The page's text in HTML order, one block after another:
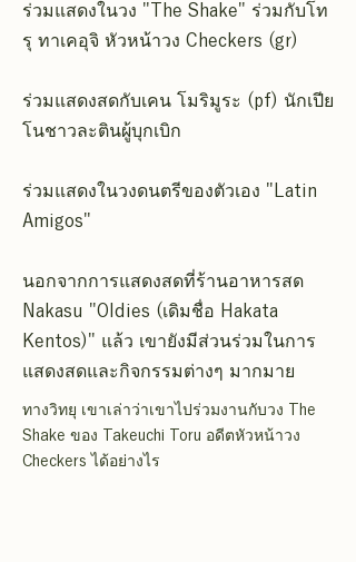
ร่วมแสดงในวง "The Shake" ร่วมกับโท
รุ ทาเคอุจิ หัวหน้าวง Checkers (gr)
ร่วมแสดงสดกับเคน โมริมูระ (pf) นักเปีย
โนชาวละตินผู้บุกเบิก
ร่วมแสดงในวงดนตรีของตัวเอง "Latin
Amigos"
นอกจากการแสดงสดที่ร้านอาหารสด
Nakasu "Oldies (เดิมชื่อ Hakata
Kentos)" แล้ว เขายังมีส่วนร่วมในการ
แสดงสดและกิจกรรมต่างๆ มากมาย
ทางวิทยุ เขาเล่าว่าเขาไปร่วมงานกับวง The
Shake ของ Takeuchi Toru อดีตหัวหน้าวง
Checkers ได้อย่างไร